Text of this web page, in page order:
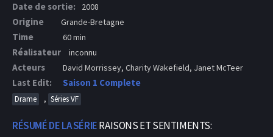
Date de sortie: 2008
Origine Grande-Bretagne
Time 60 min
Réalisateur inconnu
Acteurs David Morrissey, Charity Wakefield, Janet McTeer
Last Edit: Saison 1 Complete
Drame , Séries VF
RÉSUMÉ DE LA SÉRIERAISONS ET SENTIMENTS: